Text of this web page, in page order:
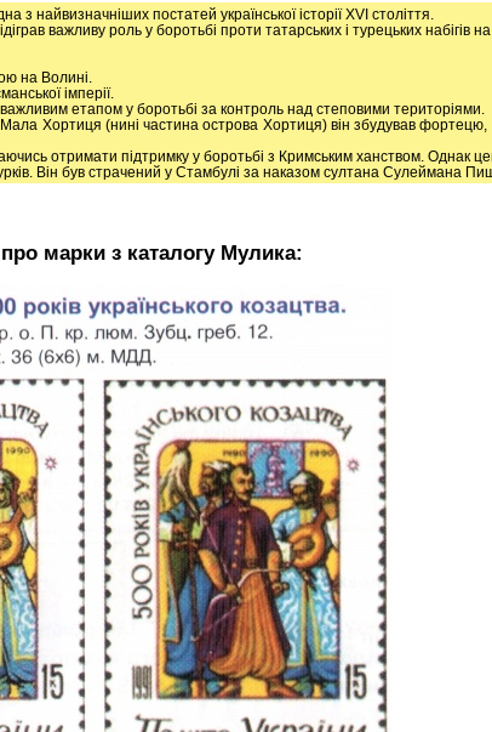
постатей української історії XVI століття.
важливу роль у боротьбі проти татарських і турецьких набігів на
на Волині.
імперії.
етапом у боротьбі за контроль над степовими територіями.
Хортиця (нині частина острова Хортиця) він збудував
отримати підтримку у боротьбі з Кримським ханством. Однак
Він був страчений у Стамбулі за наказом султана Сулеймана
марки з каталогу Мулика: